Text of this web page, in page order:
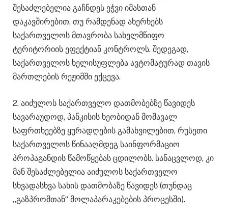
შესაძლებელია გაჩნდეს ეჭვი იმასთან
დაკავშირებით, თუ რამდენად ახერხებს
საქართველოს მთავრობა სახელმწიფო
ტერიტორიის ეფექტიან კონტროლს. შედეგად,
საქართველოს ხელისუფლება ავტომატურად თავის
მართლების რეჟიმში ექცევა.
2. აიძულოს საქართველო დათმობებზე წავიდეს
სავარაუდოდ, პანკისის ხეობიდან მომავალ
საფრთხეებზე ყურადღების გამახვილებით, რუსეთი
საქართველოს წინააღმდეგ საინფორმაციო
პროპაგანდის წამოწყებას ცდილობს. სანაცვლოდ, კი
მან შესაძლებელია აიძულოს საქართველო
სხვადასხვა სახის დათმობაზე წავიდეს (თუნდაც
,,გაზპრომთან“ მოლაპარაკებების პროცესში).